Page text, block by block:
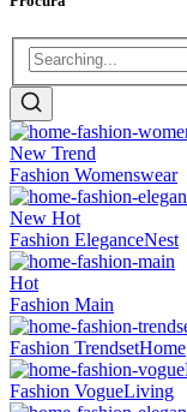
New Trend
Fashion Womenswear
New Hot
Fashion EleganceNest
Hot
Fashion Main
Fashion TrendsetHome
Fashion VogueLiving